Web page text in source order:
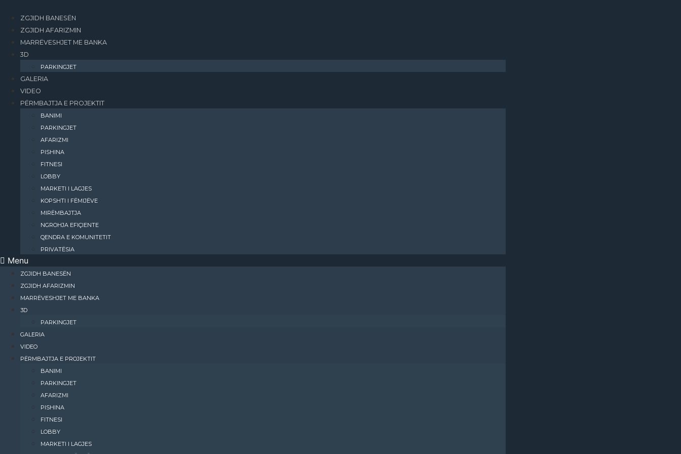
ZGJIDH BANESËN
ZGJIDH AFARIZMIN
MARRËVESHJET ME BANKA
3D
PARKINGJET
GALERIA
VIDEO
PËRMBAJTJA E PROJEKTIT
BANIMI​
PARKINGJET
AFARIZMI​
PISHINA
FITNESI
LOBBY
MARKETI I LAGJES
KOPSHTI I FËMIJËVE
MIRËMBAJTJA
NGROHJA EFIÇIENTE
QENDRA E KOMUNITETIT
PRIVATËSIA
Menu
ZGJIDH BANESËN
ZGJIDH AFARIZMIN
MARRËVESHJET ME BANKA
3D
PARKINGJET
GALERIA
VIDEO
PËRMBAJTJA E PROJEKTIT
BANIMI​
PARKINGJET
AFARIZMI​
PISHINA
FITNESI
LOBBY
MARKETI I LAGJES